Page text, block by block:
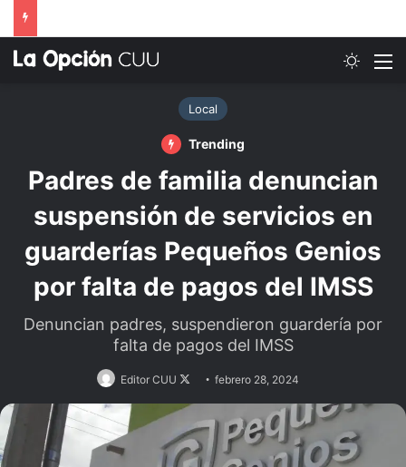
Local
Trending
Padres de familia denuncian
suspensión de servicios en
guarderías Pequeños Genios
por falta de pagos del IMSS
Denuncian padres, suspendieron guardería por
falta de pagos del IMSS
Editor CUU
Follow
on
febrero 28, 2024